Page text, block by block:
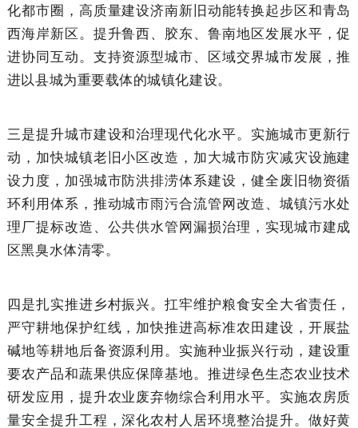
化都市圈，高质量建设济南新旧动能转换起步区和青岛
西海岸新区。提升鲁西、胶东、鲁南地区发展水平，促
进协同互动。支持资源型城市、区域交界城市发展，推
进以县城为重要载体的城镇化建设。
三是提升城市建设和治理现代化水平。实施城市更新行
动，加快城镇老旧小区改造，加大城市防灾减灾设施建
设力度，加强城市防洪排涝体系建设，健全废旧物资循
环利用体系，推动城市雨污合流管网改造、城镇污水处
理厂提标改造、公共供水管网漏损治理，实现城市建成
区黑臭水体清零。
四是扎实推进乡村振兴。扛牢维护粮食安全大省责任，
严守耕地保护红线，加快推进高标准农田建设，开展盐
碱地等耕地后备资源利用。实施种业振兴行动，建设重
要农产品和蔬果供应保障基地。推进绿色生态农业技术
研发应用，提升农业废弃物综合利用水平。实施农房质
量安全提升工程，深化农村人居环境整治提升。做好黄